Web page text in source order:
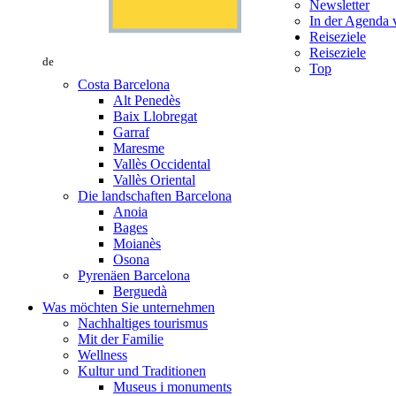
de
Newsletter
In der Agenda
Reiseziele
Reiseziele
Top
Costa Barcelona
Alt Penedès
Baix Llobregat
Garraf
Maresme
Vallès Occidental
Vallès Oriental
Die landschaften Barcelona
Anoia
Bages
Moianès
Osona
Pyrenäen Barcelona
Berguedà
Was möchten Sie unternehmen
Nachhaltiges tourismus
Mit der Familie
Wellness
Kultur und Traditionen
Museus i monuments